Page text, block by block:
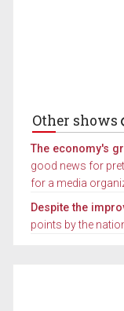
Other shows
The economy's
good news for
for a media
Despite the
points by the